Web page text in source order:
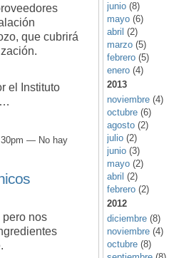
que cubrirá
el Instituto
— No hay
nos
junio (8)
mayo (6)
abril (2)
marzo (5)
febrero (5)
enero (4)
2013
noviembre (4)
octubre (6)
agosto (2)
julio (2)
junio (3)
mayo (2)
abril (2)
febrero (2)
2012
diciembre (8)
noviembre (4)
octubre (8)